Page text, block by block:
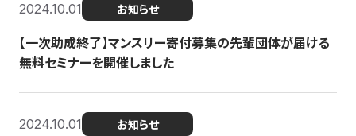
2024.10.01 お知らせ
【一次助成終了】マンスリー寄付募集の先輩団体が届ける
無料セミナーを開催しました
2024.10.01 お知らせ